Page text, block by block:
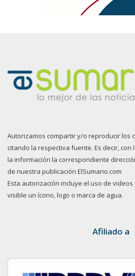
Autorizamos compartir y/o reproducir los
citando la respectiva fuente. Es decir, con
la información la correspondiente
de nuestra publicación ElSumario.com
Esta autorización incluye el uso de
visible un ícono, logo o marca de agua.
Afiliado a